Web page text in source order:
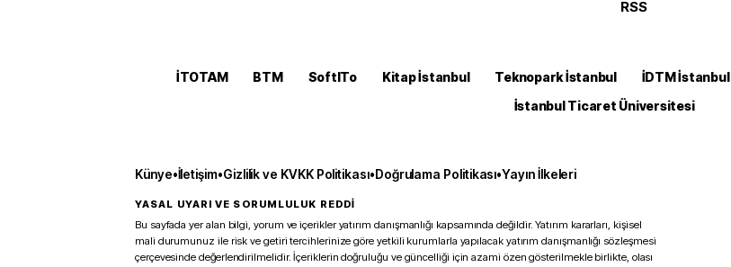
RSS
İTOTAM BTM SoftITo Kitap İstanbul Teknopark İstanbul İDTM İstanbul
İstanbul Ticaret Üniversitesi
Künye•İletişim•Gizlilik ve KVKK Politikası•Doğrulama Politikası•Yayın İlkeleri
YASAL UYARI VE SORUMLULUK REDDİ
Bu sayfada yer alan bilgi, yorum ve içerikler yatırım danışmanlığı kapsamında değildir. Yatırım kararları, kişisel
mali durumunuz ile risk ve getiri tercihlerinize göre yetkili kurumlarla yapılacak yatırım danışmanlığı sözleşmesi
çerçevesinde değerlendirilmelidir. İçeriklerin doğruluğu ve güncelliği için azami özen gösterilmekle birlikte, olası